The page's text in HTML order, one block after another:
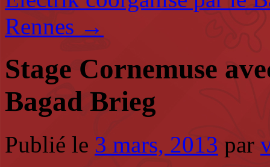
Rennes →
Stage Cornemuse
Bagad Brieg
Publié le 3 mars, 2013 par